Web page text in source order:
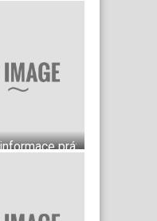
Vašich představ
právě pro vás